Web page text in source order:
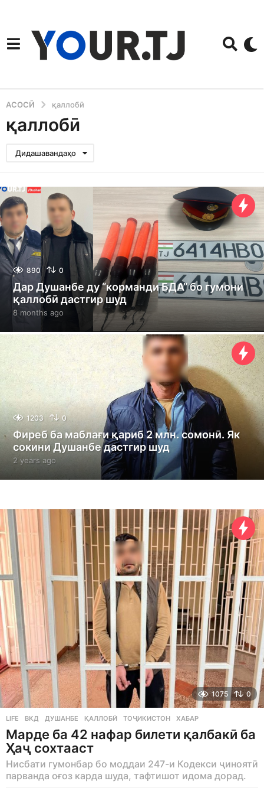
АСОСӢ қаллобӣ
қаллобӣ
Дидашавандаҳо
890 0
Дар Душанбе ду “корманди БДА” бо гумони
қаллобӣ дастгир шуд
8 months ago
o
s
g
o
1203 0
Фиреб ба маблағи қариб 2 млн. сомонӣ. Як
сокини Душанбе дастгир шуд
2 years ago
e
1075 0
LIFE ВКД ,ДУШАНБЕ ,ҚАЛЛОБӢ ,ТОҶИКИСТОН ,ХАБАР
Марде ба 42 нафар билети қалбакӣ ба
Ҳаҷ сохтааст
Нисбати гумонбар бо моддаи 247-и Кодекси ҷиноятӣ
парванда оғоз карда шуда, тафтишот идома дорад.